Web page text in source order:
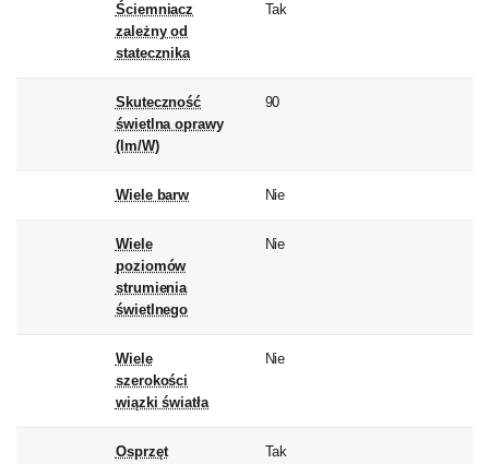
Ściemniacz
zależny od
statecznika
Tak
Skuteczność
świetlna oprawy
(lm/W)
90
Wiele barw Nie
Wiele
poziomów
strumienia
świetlnego
Nie
Wiele
szerokości
wiązki światła
Nie
Osprzęt
Tak